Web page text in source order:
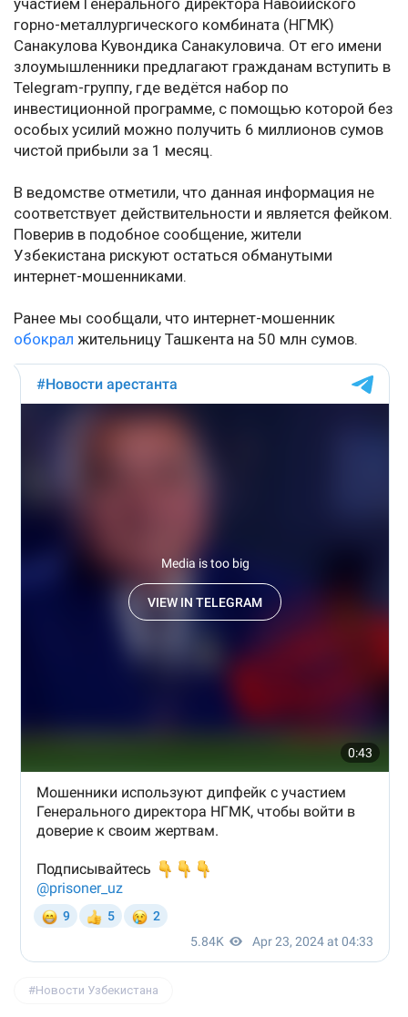
участием Генерального директора Навоийского
горно-металлургического комбината (НГМК)
Санакулова Кувондика Санакуловича. От его имени
злоумышленники предлагают гражданам вступить в
Telegram-группу, где ведётся набор по
инвестиционной программе, с помощью которой без
особых усилий можно получить 6 миллионов сумов
чистой прибыли за 1 месяц.
В ведомстве отметили, что данная информация не
соответствует действительности и является фейком.
Поверив в подобное сообщение, жители
Узбекистана рискуют остаться обманутыми
интернет-мошенниками.
Ранее мы сообщали, что интернет-мошенник
обокрал жительницу Ташкента на 50 млн сумов.
Новости Узбекистана